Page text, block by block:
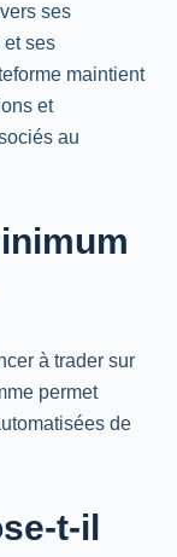
ses
et ses
maintient
et
au
à tradersur
permet
de
t-il